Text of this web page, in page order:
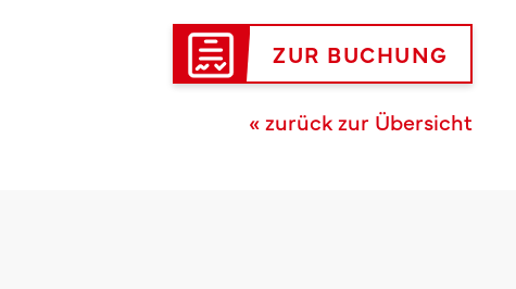
ZUR BUCHUNG
« zurück zur Übersicht